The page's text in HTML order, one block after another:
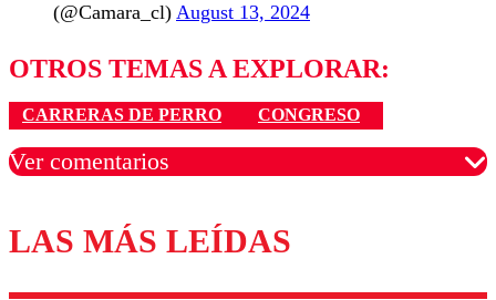
(@Camara_cl) August 13, 2024
OTROS TEMAS A EXPLORAR:
CARRERAS DE PERRO CONGRESO
Ver comentarios
Los comentarios son moderados para garantizar un
diálogo respetuoso.
Nombre
LAS MÁS LEÍDAS